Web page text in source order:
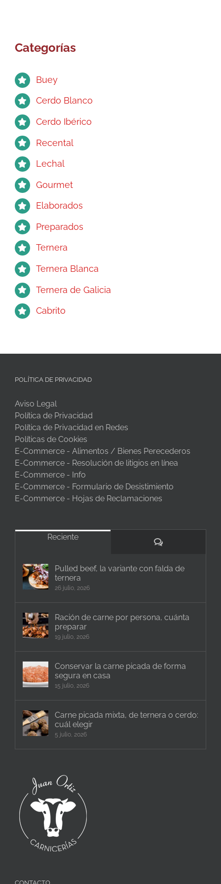
página
producto
Categorías
Buey
Cerdo Blanco
Cerdo Ibérico
Recental
Lechal
Gourmet
Elaborados
Preparados
Ternera
Ternera Blanca
Ternera de Galicia
Cabrito
POLÍTICA DE PRIVACIDAD
Aviso Legal
Política de Privacidad
Política de Privacidad en Redes
Políticas de Cookies
E-Commerce - Alimentos / Bienes Perecederos
E-Commerce - Resolución de litigios en línea
E-Commerce - Info
E-Commerce - Formulario de Desistimiento
E-Commerce - Hojas de Reclamaciones
Reciente
Comentarios
Pulled beef, la variante con falda de
ternera
26 julio, 2026
Ración de carne por persona, cuánta
preparar
19 julio, 2026
Conservar la carne picada de forma
segura en casa
15 julio, 2026
Carne picada mixta, de ternera o cerdo:
cuál elegir
5 julio, 2026